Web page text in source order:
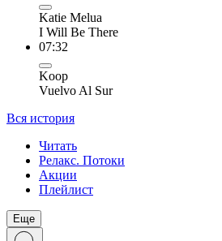
Katie Melua
I Will Be There
07:32
Koop
Vuelvo Al Sur
Вся история
Читать
Релакс. Потоки
Акции
Плейлист
Еще